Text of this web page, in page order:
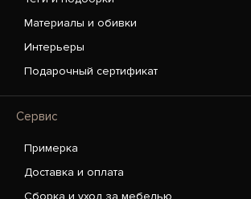
Материалы и обивки
Интерьеры
Подарочный сертификат
Сервис
Примерка
Доставка и оплата
Сборка и уход за мебелью